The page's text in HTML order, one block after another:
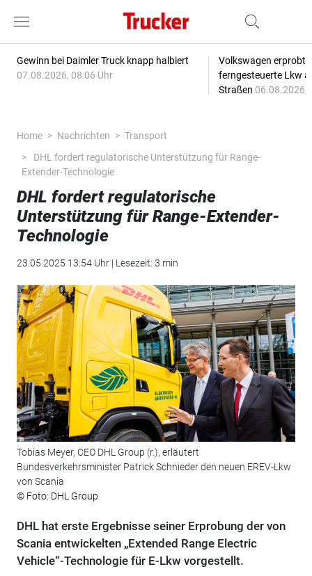
Gewinn bei Daimler Truck knapp halbiert
07.08.2026, 08:06 Uhr
Volkswagen erprobt
ferngesteuerte Lkw
Straßen 06.08.2026,
Home Nachrichten
Transport
DHL fordert regulatorische Unterstützung für Range-
Extender-Technologie
DHL fordert regulatorische
Unterstützung für Range-Extender-
Technologie
23.05.2025 13:54 Uhr | Lesezeit: 3 min
Tobias Meyer, CEO DHL Group (r.), erläutert
Bundesverkehrsminister Patrick Schnieder den neuen EREV-Lkw
von Scania
© Foto: DHL Group
DHL hat erste Ergebnisse seiner Erprobung der von
Scania entwickelten „Extended Range Electric
Vehicle“-Technologie für E-Lkw vorgestellt.